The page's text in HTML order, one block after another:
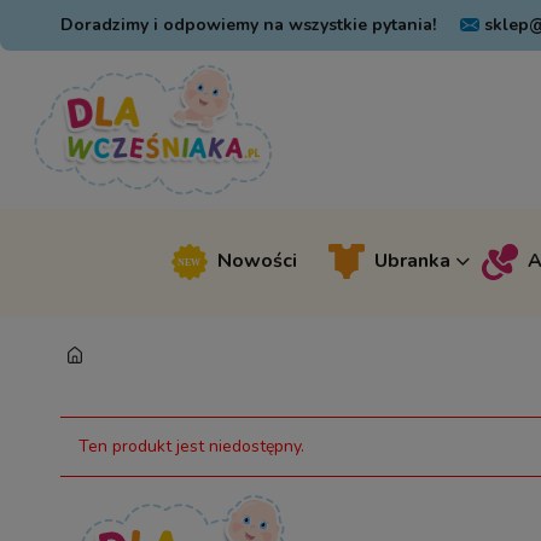
Doradzimy i odpowiemy na wszystkie pytania!
Nowości Ubranka
Ten produkt jest niedostępny.